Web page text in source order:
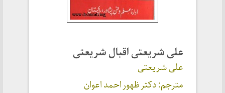
علی شریعتی اقبال شریعتی
علی شریعتی
مترجم: دکتر ظهور احمد اعوان